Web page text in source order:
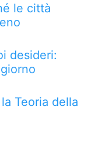
le città
desideri:
Teoria della